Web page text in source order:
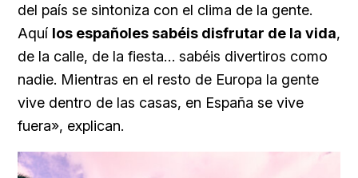
del país se sintoniza con el clima de la gente.
Aquí los españoles sabéis disfrutar de la vida,
de la calle, de la fiesta… sabéis divertiros como
nadie. Mientras en el resto de Europa la gente
vive dentro de las casas, en España se vive
fuera», explican.